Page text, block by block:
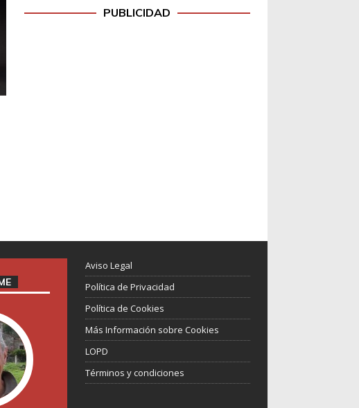
PUBLICIDAD
Aviso Legal
Política de Privacidad
Política de Cookies
Más Información sobre Cookies
LOPD
Términos y condiciones